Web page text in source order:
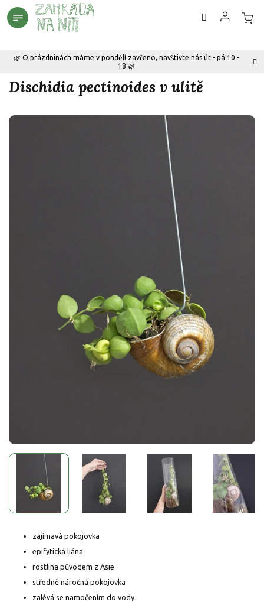
Přejít
na
🌿 O prázdninách máme v pondělí zavřeno, navštivte nás út - pá 10 -
18 🌿
Dischidia pectinoides v ulitě
zajímavá pokojovka
epifytická liána
rostlina původem z Asie
středně náročná pokojovka
zalévá se namočením do vody